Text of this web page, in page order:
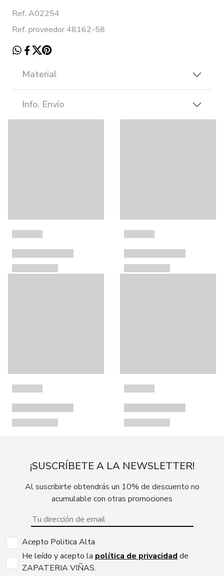
Ref. A02254
Ref. proveedor 48162-58
Material
Info. Envío
¡SUSCRÍBETE A LA NEWSLETTER!
Al suscribirte obtendrás un 10% de descuento no
acumulable con otras promociones
Acepto Politica Alta
He leído y acepto la política de privacidad de
ZAPATERIA VIÑAS.